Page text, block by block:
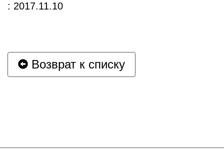
: 2017.11.10
Возврат к списку